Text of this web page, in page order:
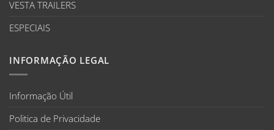
VESTA TRAILERS
ESPECIAIS
INFORMAÇÃO LEGAL
Informação Útil
Politica de Privacidade